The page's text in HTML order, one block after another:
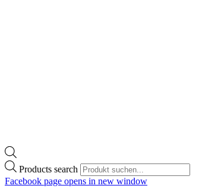
Products search
Facebook page opens in new window